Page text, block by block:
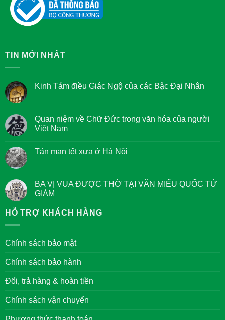
TIN MỚI NHẤT
Kinh Tám điều Giác Ngộ của các Bậc Đại Nhân
luận
ở
Kinh
Giác
Ngộ
Đại
Nhân
Quan niệm về Chữ Đức trong văn hóa của người
Việt Nam
bình
về
Chữ
Đức
văn
hóa
Nam
Tản mạn tết xưa ở Hà Nội
luận
ở
Tản
xưa
BA VỊ VUA ĐƯỢC THỜ TẠI VĂN MIẾU QUỐC TỬ
GIÁM
có
bình
VỊ
THỜ
MIẾU
GIÁM
HỖ TRỢ KHÁCH HÀNG
Chính sách bảo mật
Chính sách bảo hành
Đổi, trả hàng & hoàn tiền
Chính sách vận chuyển